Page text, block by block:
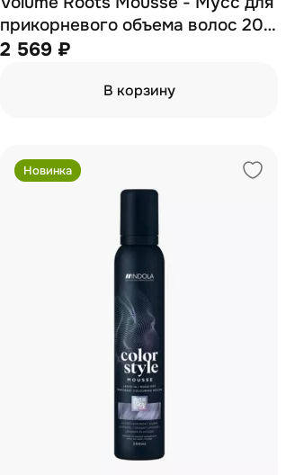
прикорневого объема волос 200
мл
2 569 ₽
В корзину
Новинка